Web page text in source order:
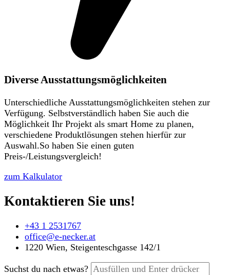
Diverse Ausstattungsmöglichkeiten
Unterschiedliche Ausstattungsmöglichkeiten stehen zur
Verfügung. Selbstverständlich haben Sie auch die
Möglichkeit Ihr Projekt als smart Home zu planen,
verschiedene Produktlösungen stehen hierfür zur
Auswahl.So haben Sie einen guten
Preis-/Leistungsvergleich!
zum Kalkulator
Kontaktieren Sie uns!
+43 1 2531767
office@e-necker.at
1220 Wien, Steigenteschgasse 142/1
Suchst du nach etwas?